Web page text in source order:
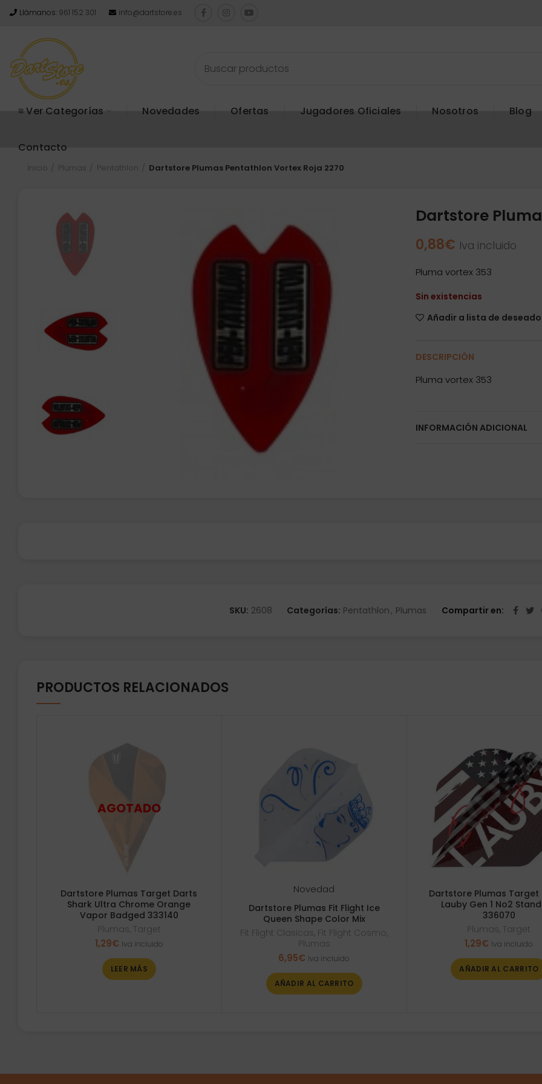
Llámanos: 961 152 301 info@dartstore.es
≡ Ver Categorías Novedades Ofertas Jugadores Oficiales Nosotros Blog
Contacto
Inicio Plumas Pentathlon Dartstore Plumas Pentathlon Vortex Roja 2270
Dartstore
0,88€ Iva incluido
Pluma vortex 353
Sin existencias
Añadir a lista de
DESCRIPCIÓN
Pluma vortex 353
INFORMACIÓN ADICIONAL
SKU: 2608 Categorías: Pentathlon, Plumas Compartir en
PRODUCTOS RELACIONADOS
Dartstore Plumas Target Darts
Shark Ultra Chrome Orange
Vapor Badged 333140
Plumas, Target
1,29€ Iva incluido
LEER MÁS
Novedad
Dartstore Plumas Fit Flight Ice
Queen Shape Color Mix
Fit Flight Clasicas, Fit Flight Cosmo,
Plumas
6,95€ Iva incluido
AÑADIR AL CARRITO
Dartstore Plumas Target
Lauby Gen 1 No2
336070
Plumas, Target
1,29€ Iva incluido
AÑADIR AL CARRITO